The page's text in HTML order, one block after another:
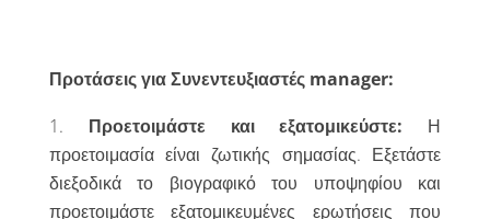
ΠροτάσειςγιαΣυνεντευξιαστέςmanager:
Προετοιμάστε και εξατομικεύστε: Η
προετοιμασία είναι ζωτικής σημασίας. Εξετάστε
διεξοδικά το βιογραφικό του υποψηφίου και
προετοιμάστε εξατομικευμένες ερωτήσεις που